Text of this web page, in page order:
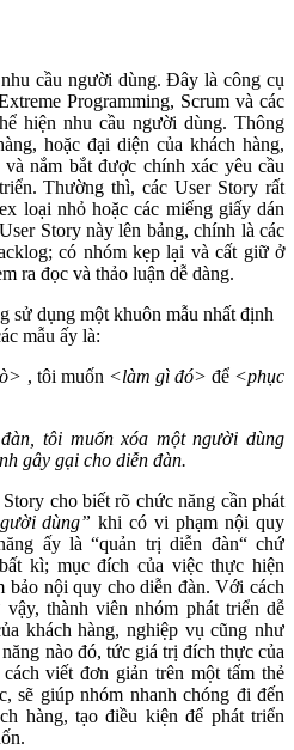
cầu người dùng. Đây là công cụ
Programming, Scrum và các
hiện nhu cầu người dùng. Thông
hoặc đại diện của khách hàng,
nắm bắt được chính xác yêu cầu
Thường thì, các User Story rất
loại nhỏ hoặc các miếng giấy dán
Story này lên bảng, chính là các
có nhóm kẹp lại và cất giữ ở
ra đọc và thảo luận dễ dàng.
sử dụng một khuôn mẫu nhất định
mẫu ấy là:
, tôi muốn <làm gì đó> để <phục
tôi muốn xóa một người dùng
gây gại cho diễn đàn.
cho biết rõ chức năng cần phát
dùng”khi có vi phạm nội quy
ấy là “quản trị diễn đàn“ chứ
kì; mục đích của việc thực hiện
bảo nội quy cho diễn đàn. Với cách
thành viên nhóm phát triển dễ
khách hàng, nghiệp vụ cũng như
nào đó, tức giá trị đích thực của
viết đơn giản trên một tấm thẻ
sẽ giúp nhóm nhanh chóng đi đến
hàng, tạo điều kiện để phát triển